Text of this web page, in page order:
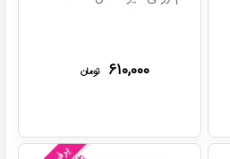
۶۱۰,۰۰۰ تومان